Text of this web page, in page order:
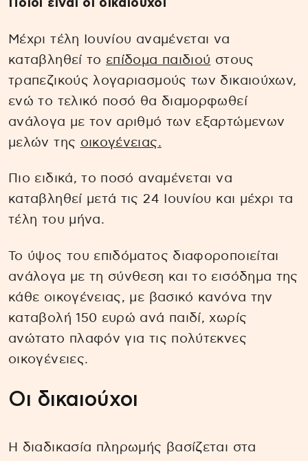
Ποιοι είναι οι δικαιούχοι
Μέχρι τέλη Ιουνίου αναμένεται να
καταβληθεί το επίδομα παιδιού στους
τραπεζικούς λογαριασμούς των δικαιούχων,
ενώ το τελικό ποσό θα διαμορφωθεί
ανάλογα με τον αριθμό των εξαρτώμενων
μελών της οικογένειας.
Πιο ειδικά, το ποσό αναμένεται να
καταβληθεί μετά τις 24 Ιουνίου και μέχρι τα
τέλη του μήνα.
Το ύψος του επιδόματος διαφοροποιείται
ανάλογα με τη σύνθεση και το εισόδημα της
κάθε οικογένειας, με βασικό κανόνα την
καταβολή 150 ευρώ ανά παιδί, χωρίς
ανώτατο πλαφόν για τις πολύτεκνες
οικογένειες.
Οι δικαιούχοι
Η διαδικασία πληρωμής βασίζεται στα